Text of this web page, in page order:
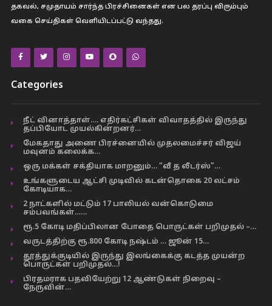
தகவல், சமுதாயம் சார்ந்த பிரச்சினைகள் என பல தரப்பு விரும்பும்
வகை செய்திகள் வெளியிடப்பட்டு வந்தது.
Categories
நீட் வினாத்தாள்…. எதிர்கட்சிகள் விவாதத்தில் இருந்து
தப்பியோட முயல்கின்றனர்…
மேகதாது அணை பிரச்னையில் முதலமைச்சர் விஜய்
மவுனம் கலைக்க…
ஒரு மக்கள் சக்தியாக மாறனும்… “வீ த லீடர்ஸ்”…
உங்களுடைய ஆட்சி முடிவில் கடன்தொகை 20 லட்சம்
கோடியாக…
2 நாட்களில் மட்டும் 17 பாலியல் வன்கொடுமை
சம்பவங்கள்……
ரூ.5 கோடி மதிப்பிலான போதை பொருட்கள் பறிமுதல் –…
வருடத்திற்கு ரூ.800 கோடி நஷ்டம் … ஜூன் 15…
தூத்துக்குடியில் இருந்து இலங்கைக்கு கடத்த முயன்ற
பொருட்கள் பறிமுதல்…!
பிரதமராக பதவியேற்று 12 ஆண்டுகள் நிறைவு –
நேருவின்…